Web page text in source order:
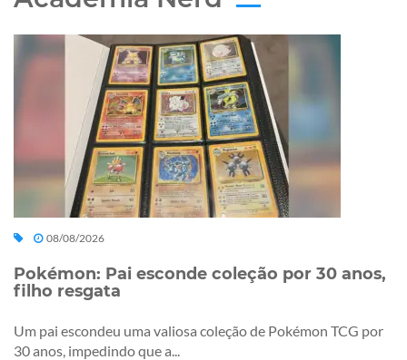
08/08/2026
Pokémon: Pai esconde coleção por 30 anos,
filho resgata
Um pai escondeu uma valiosa coleção de Pokémon TCG por
30 anos, impedindo que a...